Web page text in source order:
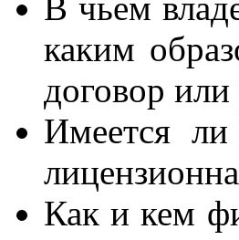
каким
договор или
Имеется
Как и кем